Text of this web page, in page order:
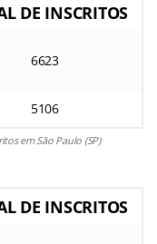
DE INSCRITOS
6623
5106
em São Paulo (SP)
DE INSCRITOS